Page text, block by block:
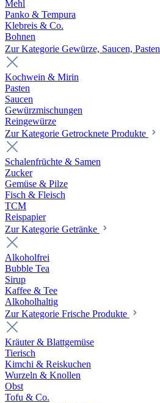
Mehl
Panko & Tempura
Klebreis & Co.
Bohnen
Zur Kategorie Gewürze, Saucen, Pasten
Kochwein & Mirin
Pasten
Saucen
Gewürzmischungen
Reingewürze
Zur Kategorie Getrocknete Produkte
Schalenfrüchte & Samen
Zucker
Gemüse & Pilze
Fisch & Fleisch
TCM
Reispapier
Zur Kategorie Getränke
Alkoholfrei
Bubble Tea
Sirup
Kaffee & Tee
Alkoholhaltig
Zur Kategorie Frische Produkte
Kräuter & Blattgemüse
Tierisch
Kimchi & Reiskuchen
Wurzeln & Knollen
Obst
Tofu & Co.